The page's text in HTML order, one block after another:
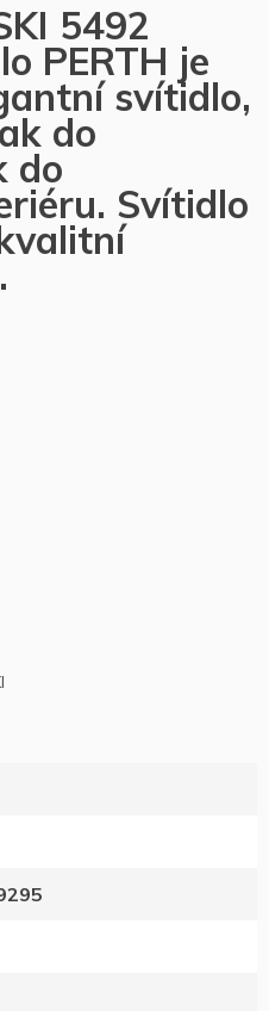
5492
PERTH je
svítidlo,
do
do
Svítidlo